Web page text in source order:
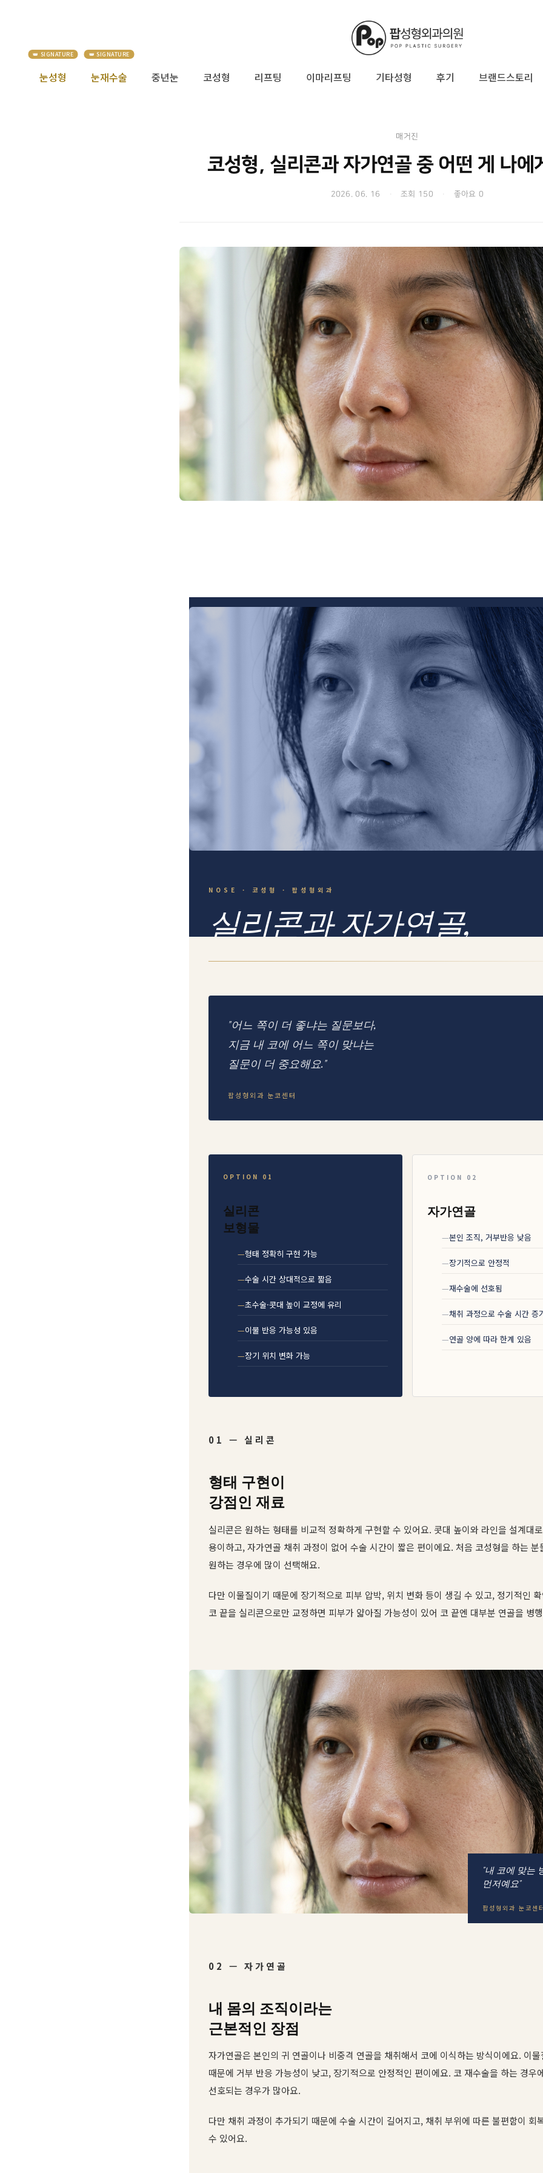
눈성형 눈재수술 중년눈 코성형 리프팅 이마리프팅 기타성형 후기 브랜드스토리
매거진
코성형, 실리콘과 자가연골 중 어떤 게 나에
2026. 06. 16 조회 150 좋아요 0
NOSE · 코성형 · 팝성형외과
실리콘과 자가연골,
무엇이 나에게 맞을까
"어느 쪽이 더 좋냐는 질문보다,
지금 내 코에 어느 쪽이 맞냐는
질문이 더 중요해요."
팝성형외과 눈코센터
OPTION 01
실리콘
보형물
형태 정확히 구현 가능
수술 시간 상대적으로 짧음
초수술·콧대 높이 교정에 유리
이물 반응 가능성 있음
장기 위치 변화 가능
OPTION 02
자가연골
본인 조직, 거부반응 낮음
장기적으로 안정적
재수술에 선호됨
채취 과정으로 수술 시간 증
연골 양에 따라 한계 있음
01 — 실리콘
형태 구현이
강점인 재료
실리콘은 원하는 형태를 비교적 정확하게 구현할 수 있어요. 콧대 높이와 라인을 설계대
용이하고, 자가연골 채취 과정이 없어 수술 시간이 짧은 편이에요. 처음 코성형을 하는 분
원하는 경우에 많이 선택해요.
다만 이물질이기 때문에 장기적으로 피부 압박, 위치 변화 등이 생길 수 있고, 정기적인
코 끝을 실리콘으로만 교정하면 피부가 얇아질 가능성이 있어 코 끝엔 대부분 연골을 병
"내 코에 맞는
먼저예요"
팝성형외과 눈코센
02 — 자가연골
내 몸의 조직이라는
근본적인 장점
자가연골은 본인의 귀 연골이나 비중격 연골을 채취해서 코에 이식하는 방식이에요. 이
때문에 거부 반응 가능성이 낮고, 장기적으로 안정적인 편이에요. 코 재수술을 하는 경우
선호되는 경우가 많아요.
다만 채취 과정이 추가되기 때문에 수술 시간이 길어지고, 채취 부위에 따른 불편함이 회
수 있어요.